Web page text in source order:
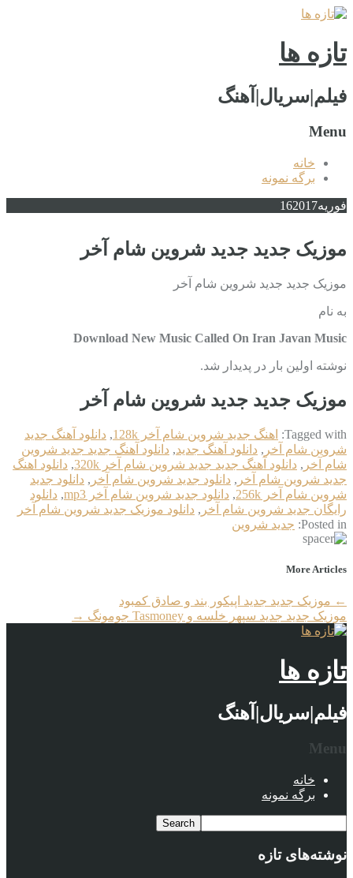
تازه ها
فیلم|سریال|آهنگ
Menu
خانه
برگه نمونه
فوریه 162017
موزیک جدید جديد شروین شام آخر
موزیک جدید جديد شروین شام آخر
به نام
Download New Music Called On Iran Javan Music
نوشته اولین بار در پدیدار شد.
موزیک جدید جديد شروین شام آخر
Tagged with: اهنگ جديد شروین شام آخر 128k , دانلود آهنگ جديد
شروین شام آخر , دانلود آهنگ جدید, دانلود آهنگ جدید جديد شروین
شام آخر , دانلود آهنگ جدید جديد شروین شام آخر 320k , دانلود اهنگ
جديد شروین شام آخر , دانلود جديد شروین شام آخر , دانلود جديد
شروین شام آخر 256k
, دانلود جديد شروین شام آخر mp3 , دانلود
رایگان جديد شروین شام آخر , دانلود موزیک جديد شروین شام آخر
Posted in: جديد شروین
More Articles
← موزیک جدید جديد اپیکور بند و صادق کمبود
موزیک جدید جديد سپهر خلسه و Tasmoney جومونگ
→
تازه ها
فیلم|سریال|آهنگ
Menu
خانه
برگه نمونه
نوشته‌های تازه